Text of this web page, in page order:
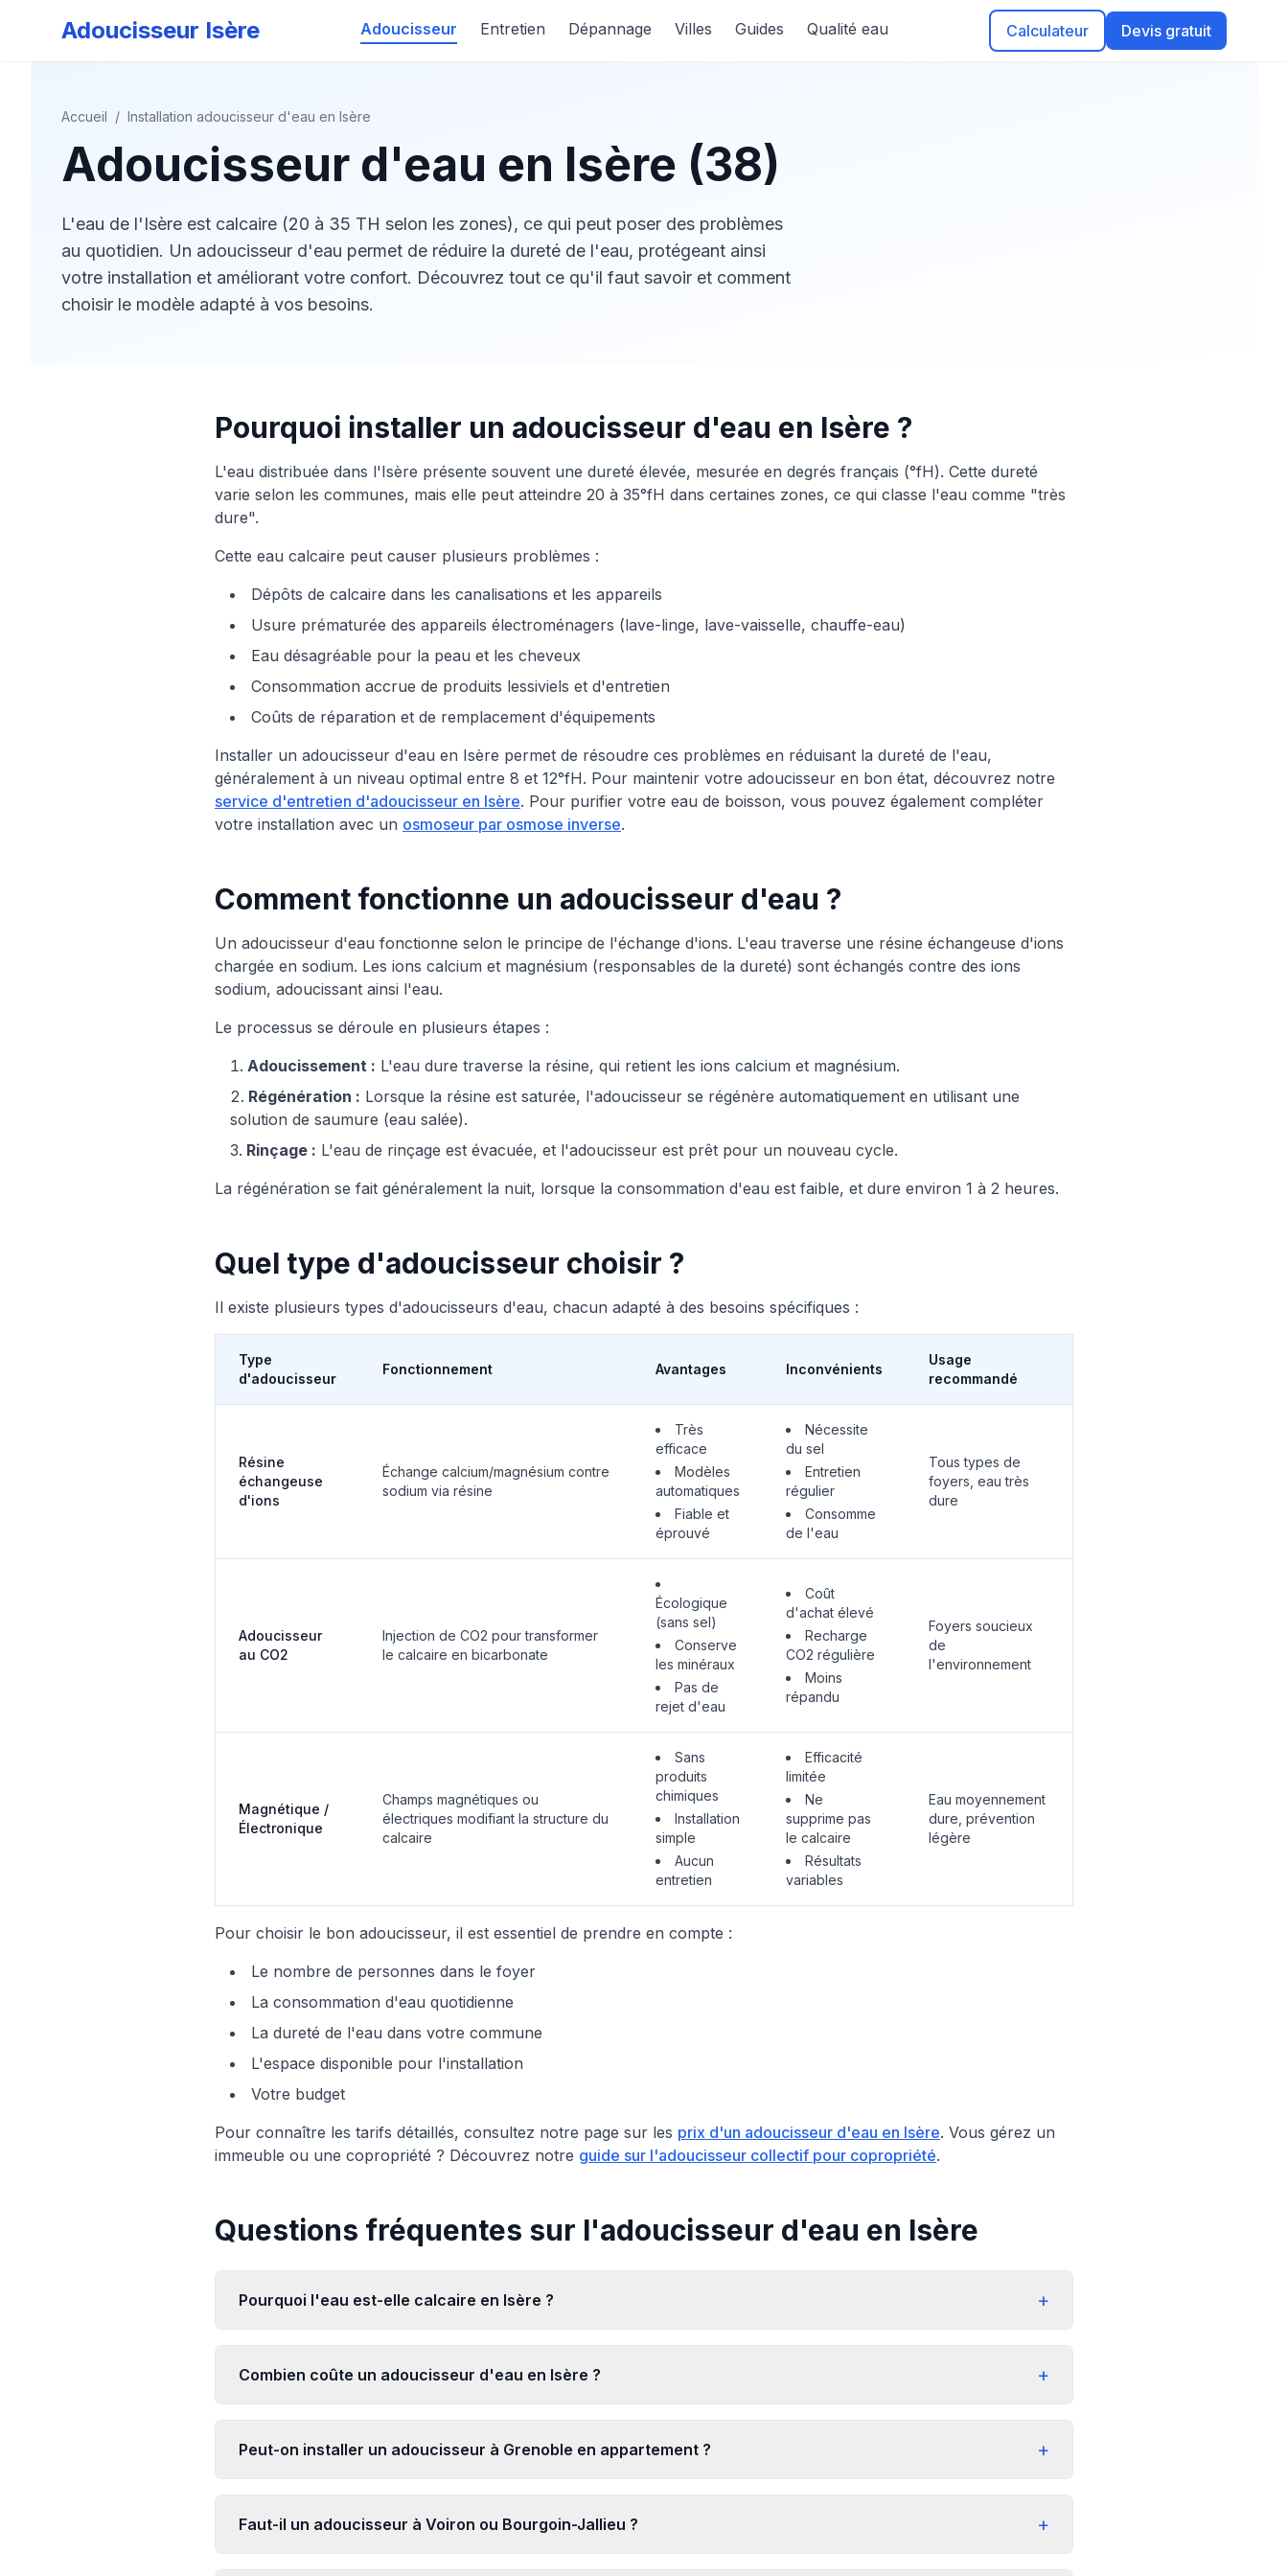
Adoucisseur Isère Adoucisseur Entretien Dépannage Villes Guides Qualité eau Calculateur Devis gratuit
Accueil / Installation adoucisseur d'eau en Isère
Adoucisseur d'eau en Isère (38)
L'eau de l'Isère est calcaire (20 à 35 TH selon les zones), ce qui peut poser des problèmes
au quotidien. Un adoucisseur d'eau permet de réduire la dureté de l'eau, protégeant ainsi
votre installation et améliorant votre confort. Découvrez tout ce qu'il faut savoir et comment
choisir le modèle adapté à vos besoins.
Pourquoi installer un adoucisseur d'eau en Isère ?
L'eau distribuée dans l'Isère présente souvent une dureté élevée, mesurée en degrés français (°fH). Cette dureté
varie selon les communes, mais elle peut atteindre 20 à 35°fH dans certaines zones, ce qui classe l'eau comme "très
dure".
Cette eau calcaire peut causer plusieurs problèmes :
Dépôts de calcaire dans les canalisations et les appareils
Usure prématurée des appareils électroménagers (lave-linge, lave-vaisselle, chauffe-eau)
Eau désagréable pour la peau et les cheveux
Consommation accrue de produits lessiviels et d'entretien
Coûts de réparation et de remplacement d'équipements
Installer un adoucisseur d'eau en Isère permet de résoudre ces problèmes en réduisant la dureté de l'eau,
généralement à un niveau optimal entre 8 et 12°fH. Pour maintenir votre adoucisseur en bon état, découvrez notre
service d'entretien d'adoucisseur en Isère. Pour purifier votre eau de boisson, vous pouvez également compléter
votre installation avec un osmoseur par osmose inverse.
Comment fonctionne un adoucisseur d'eau ?
Un adoucisseur d'eau fonctionne selon le principe de l'échange d'ions. L'eau traverse une résine échangeuse d'ions
chargée en sodium. Les ions calcium et magnésium (responsables de la dureté) sont échangés contre des ions
sodium, adoucissant ainsi l'eau.
Le processus se déroule en plusieurs étapes :
Adoucissement : L'eau dure traverse la résine, qui retient les ions calcium et magnésium.
Régénération : Lorsque la résine est saturée, l'adoucisseur se régénère automatiquement en utilisant une
solution de saumure (eau salée).
Rinçage : L'eau de rinçage est évacuée, et l'adoucisseur est prêt pour un nouveau cycle.
La régénération se fait généralement la nuit, lorsque la consommation d'eau est faible, et dure environ 1 à 2 heures.
Quel type d'adoucisseur choisir ?
Il existe plusieurs types d'adoucisseurs d'eau, chacun adapté à des besoins spécifiques :
Type
d'adoucisseur
Fonctionnement Avantages Inconvénients
Usage
recommandé
Résine
échangeuse
d'ions
Échange calcium/magnésium contre
sodium via résine
Très
efficace
Modèles
automatiques
Fiable et
éprouvé
Nécessite
du sel
Entretien
régulier
Consomme
de l'eau
Tous types de
foyers, eau très
dure
Adoucisseur
au CO2
Injection de CO2 pour transformer
le calcaire en bicarbonate
Écologique
(sans sel)
Conserve
les minéraux
Pas de
rejet d'eau
Coût
d'achat élevé
Recharge
CO2 régulière
Moins
répandu
Foyers soucieux
de
l'environnement
Magnétique /
Électronique
Champs magnétiques ou
électriques modifiant la structure du
calcaire
Sans
produits
chimiques
Installation
simple
Aucun
entretien
Efficacité
limitée
Ne
supprime pas
le calcaire
Résultats
variables
Eau moyennement
dure, prévention
légère
Pour choisir le bon adoucisseur, il est essentiel de prendre en compte :
Le nombre de personnes dans le foyer
La consommation d'eau quotidienne
La dureté de l'eau dans votre commune
L'espace disponible pour l'installation
Votre budget
Pour connaître les tarifs détaillés, consultez notre page sur les prix d'un adoucisseur d'eau en Isère. Vous gérez un
immeuble ou une copropriété ? Découvrez notre guide sur l'adoucisseur collectif pour copropriété.
Questions fréquentes sur l'adoucisseur d'eau en Isère
Pourquoi l'eau est-elle calcaire en Isère ? +
Combien coûte un adoucisseur d'eau en Isère ? +
Peut-on installer un adoucisseur à Grenoble en appartement ? +
Faut-il un adoucisseur à Voiron ou Bourgoin-Jallieu ? +